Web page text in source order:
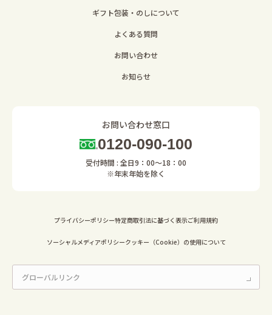
ギフト包装・のしについて
よくある質問
お問い合わせ
お知らせ
お問い合わせ窓口
0120-090-100
受付時間 : 全日9：00～18：00
※年末年始を除く
プライバシーポリシー特定商取引法に基づく表示ご利用規約
ソーシャルメディアポリシークッキー（Cookie）の使用について